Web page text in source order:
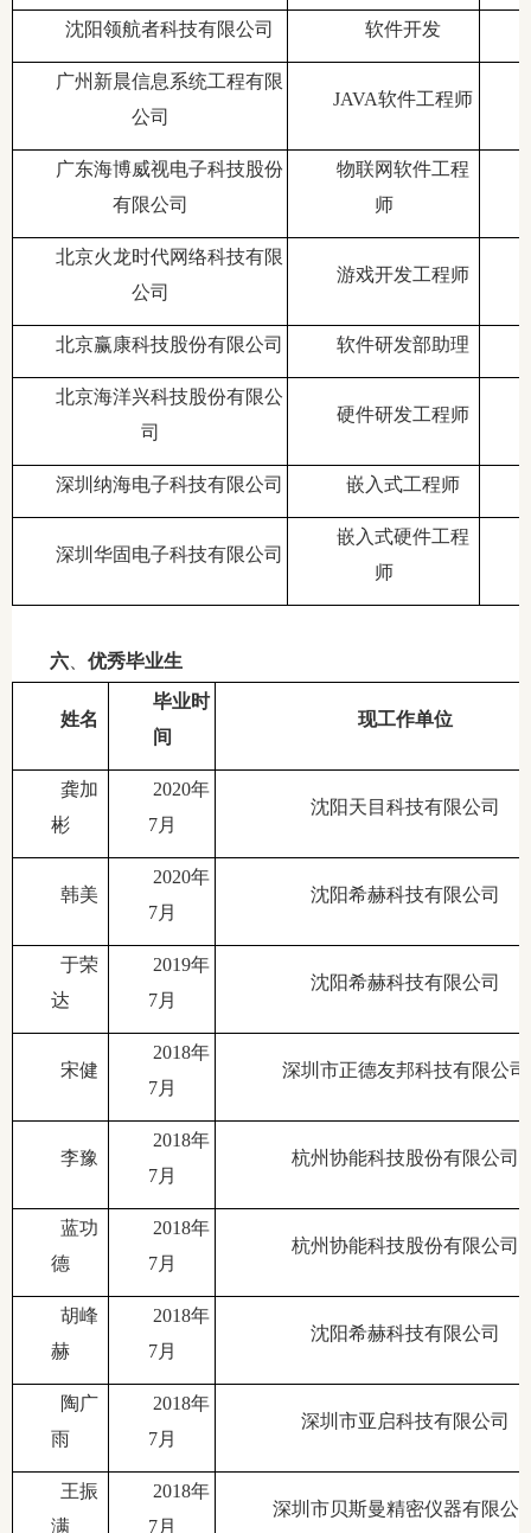
沈阳领航者科技有限公司 软件开发
广州新晨信息系统工程有限
公司
JAVA软件工程师
广东海博威视电子科技股份
有限公司
物联网软件工程
师
北京火龙时代网络科技有限
公司
游戏开发工程师
北京赢康科技股份有限公司 软件研发部助理
北京海洋兴科技股份有限公
司
硬件研发工程师
深圳纳海电子科技有限公司 嵌入式工程师
深圳华固电子科技有限公司
嵌入式硬件工程
师
六 优秀毕业生
姓名
毕业时
间
现工作单位
龚加
彬
2020年
7月
沈阳天目科技有限公司
韩美
2020年
7月
沈阳希赫科技有限公司
于荣
达
2019年
7月
沈阳希赫科技有限公司
宋健
2018年
7月
深圳市正德友邦科技有限公司
李豫
2018年
7月
杭州协能科技股份有限公司
蓝功
德
2018年
7月
杭州协能科技股份有限公司
胡峰
赫
2018年
7月
沈阳希赫科技有限公司
陶广
雨
2018年
7月
深圳市亚启科技有限公司
王振
满
2018年
7月
深圳市贝斯曼精密仪器有限公